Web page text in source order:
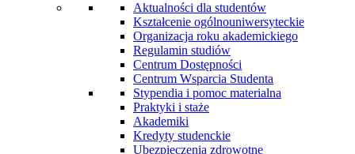
Aktualności dla studentów
Kształcenie ogólnouniwersyteckie
Organizacja roku akademickiego
Regulamin studiów
Centrum Dostępności
Centrum Wsparcia Studenta
Stypendia i pomoc materialna
Praktyki i staże
Akademiki
Kredyty studenckie
Ubezpieczenia zdrowotne